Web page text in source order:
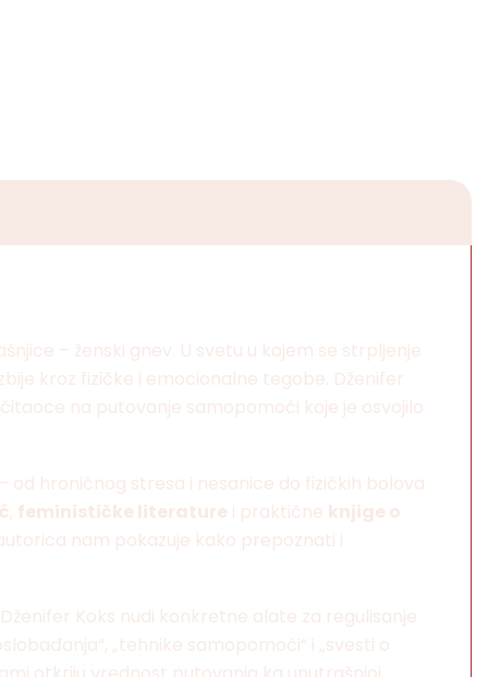
– ženski gnev. U svetu u kojem se strpljenje
kroz fizičke i emocionalne tegobe. Dženifer
na putovanje samopomoći koje je osvojilo
hroničnog stresa i nesanice do fizičkih bolova
, feminističke literature i praktične knjige o
nam pokazuje kako prepoznati i
Koks nudi konkretne alate za regulisanje
„tehnike samopomoći“ i „svesti o